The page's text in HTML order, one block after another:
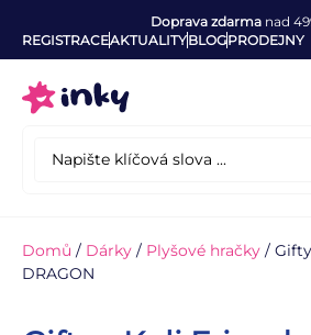
Doprava zdarma nad
REGISTRACEAKTUALITYBLOGPRODEJNY
Domů / Dárky / Plyšové hračky /
DRAGON